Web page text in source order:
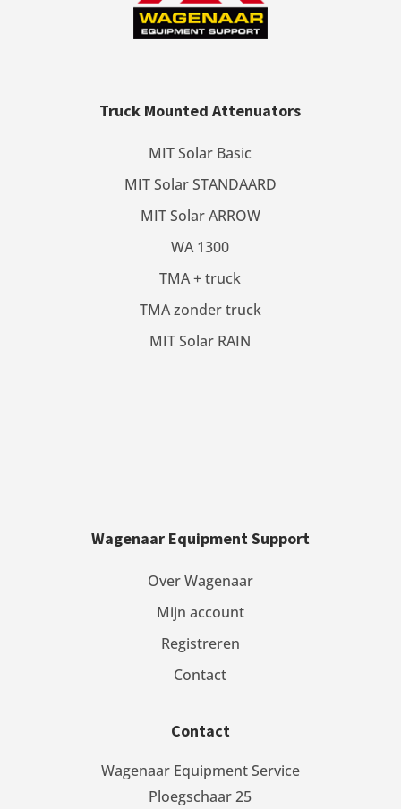
Truck Mounted Attenuators
MIT Solar Basic
MIT Solar STANDAARD
MIT Solar ARROW
WA 1300
TMA + truck
TMA zonder truck
MIT Solar RAIN
Wagenaar Equipment Support
Over Wagenaar
Mijn account
Registreren
Contact
Contact
Wagenaar Equipment Service
Ploegschaar 25